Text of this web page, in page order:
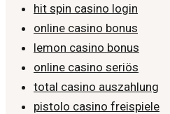
hit spin casino login
online casino bonus
lemon casino bonus
online casino seriös
total casino auszahlung
pistolo casino freispiele